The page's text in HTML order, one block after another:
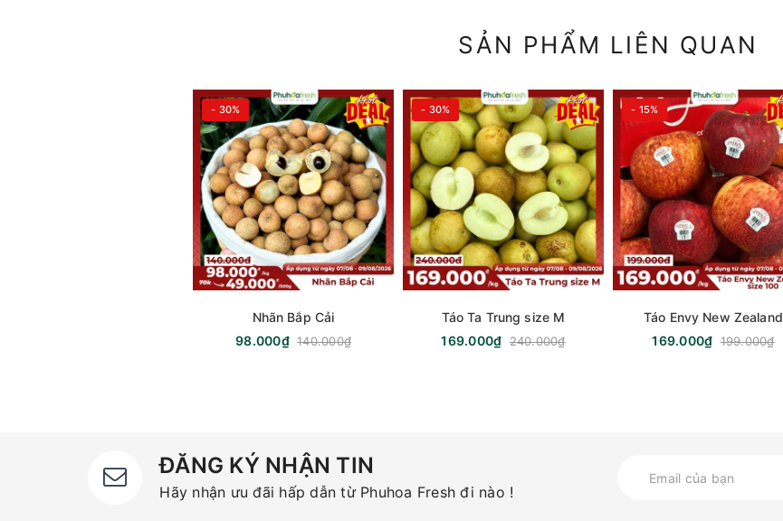
SẢN PHẨM LIÊN QUAN
- 30%
Nhãn Bắp Cải
98.000₫ 140.000₫
- 30%
Táo Ta Trung size M
169.000₫ 240.000₫
- 15%
Táo Envy New Zealand
169.000₫ 199.000₫
ĐĂNG KÝ NHẬN TIN
Hãy nhận ưu đãi hấp dẫn từ Phuhoa Fresh đi nào !